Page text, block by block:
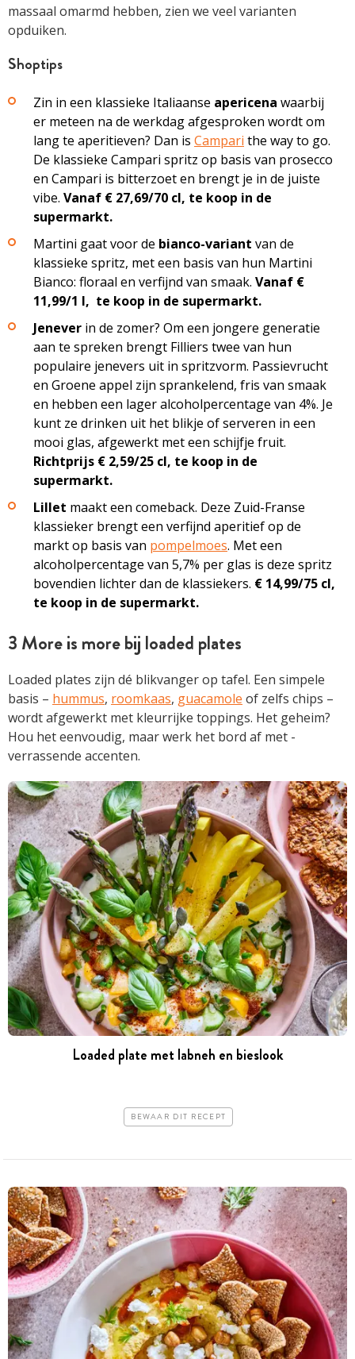
massaal omarmd hebben, zien we veel varianten
opduiken.
Shoptips
Zin in een klassieke Italiaanse apericena waarbij
er meteen na de werkdag afgesproken wordt om
lang te aperitieven? Dan is Campari the way to go.
De klassieke Campari spritz op basis van prosecco
en Campari is bitterzoet en brengt je in de juiste
vibe. Vanaf € 27,69/70 cl, te koop in de
supermarkt.
Martini gaat voor de bianco-variant van de
klassieke spritz, met een basis van hun Martini
Bianco: floraal en verfijnd van smaak. Vanaf €
11,99/1 l, te koop in de supermarkt.
Jenever in de zomer? Om een jongere generatie
aan te spreken brengt Filliers twee van hun
populaire jenevers uit in spritzvorm. Passievrucht
en Groene appel zijn sprankelend, fris van smaak
en hebben een lager alcoholpercentage van 4%. Je
kunt ze drinken uit het blikje of serveren in een
mooi glas, afgewerkt met een schijfje fruit.
Richtprijs € 2,59/25 cl, te koop in de
supermarkt.
Lillet maakt een comeback. Deze Zuid-Franse
klassieker brengt een verfijnd aperitief op de
markt op basis van pompelmoes. Met een
alcoholpercentage van 5,7% per glas is deze spritz
bovendien lichter dan de klassiekers. € 14,99/75 cl,
te koop in de ­supermarkt.
3 More is more bij loaded plates
Loaded plates zijn dé blik­vanger op tafel. Een simpele
basis – hummus, roomkaas, guacamole of zelfs chips –
wordt afgewerkt met kleur­rijke toppings. Het geheim?
Hou het eenvoudig, maar werk het bord af met ­
verrassende accenten.
Loaded plate met labneh en bieslook
BEWAAR DIT RECEPT